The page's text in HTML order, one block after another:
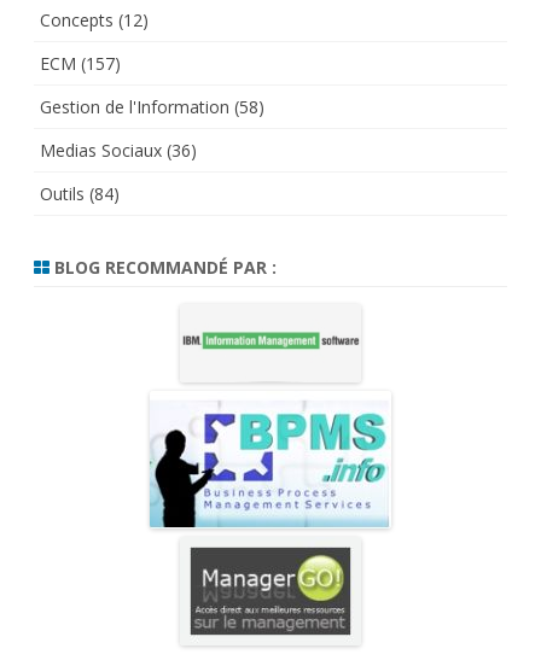
Concepts (12)
ECM (157)
Gestion de l'Information (58)
Medias Sociaux (36)
Outils (84)
BLOG RECOMMANDÉ PAR :